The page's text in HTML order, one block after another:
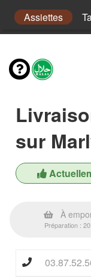
Assiettes
sur
À
Préparation :